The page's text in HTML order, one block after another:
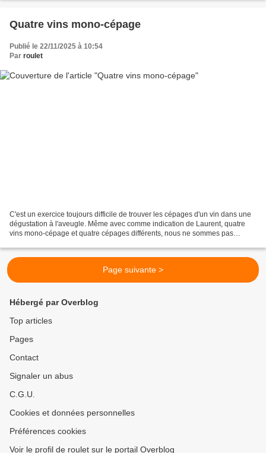
Quatre vins mono-cépage
Publié le 22/11/2025 à 10:54
Par roulet
C'est un exercice toujours difficile de trouver les cépages d'un vin dans une
dégustation à l'aveugle. Même avec comme indication de Laurent, quatre
vins mono-cépage et quatre cépages différents, nous ne sommes pas
Page suivante >
Hébergé par Overblog
Top articles
Pages
Contact
Signaler un abus
C.G.U.
Cookies et données personnelles
Préférences cookies
Voir le profil de roulet sur le portail Overblog